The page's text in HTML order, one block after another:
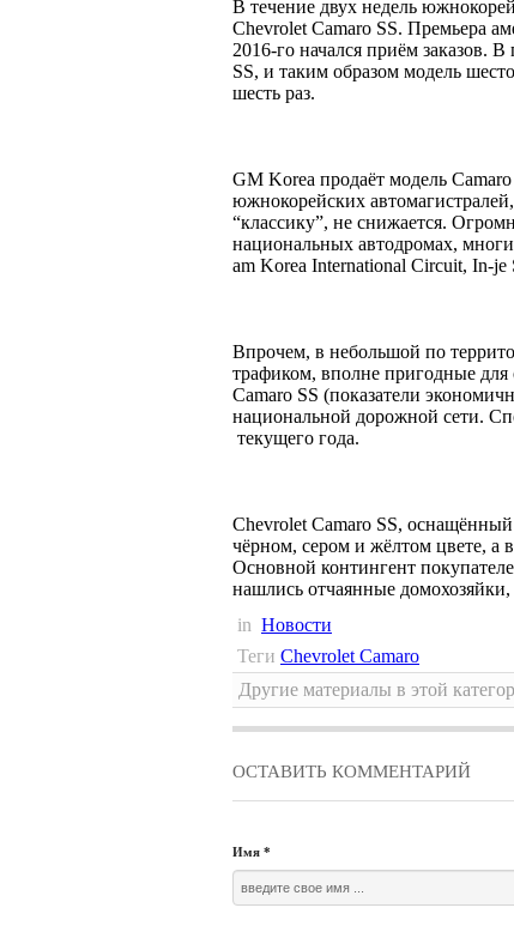
В течение двух недель
Chevrolet Camaro SS. Премьера
2016-го начался приём заказов.
SS, и таким образом модель
шесть раз.
GM Korea продаёт модель
южнокорейских
“классику”, не снижается.
национальных автодромах,
am Korea International Circuit, In-je
Впрочем, в небольшой по
трафиком, вполне пригодные для
Camaro SS (показатели
национальной дорожной сети.
текущего года.
Chevrolet Camaro SS,
чёрном, сером и жёлтом цвете, а
Основной контингент
нашлись отчаянные
in Новости
Теги Chevrolet Camaro
Другие материалы в этой
ОСТАВИТЬ КОММЕНТАРИЙ
Имя *